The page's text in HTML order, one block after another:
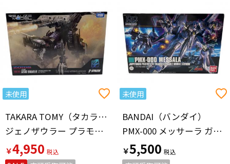
未使用
TAKARA TOMY（タカラトミー）
ジェノザウラー プラモデル RMZ-002 リアライズモデル 1/100スケール
￥4,950
未使用
BANDAI（バンダイ）
PMX-000 メッサーラ ガンプラ 2203511 1/144 HG
￥5,500